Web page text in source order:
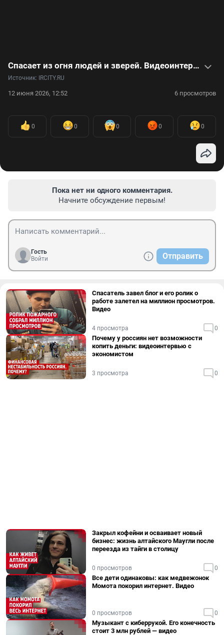
Спасает из огня людей и зверей. Видеоинтервью с пожарным о сложностях профессии
Источник: IRCITY.RU
12 июня 2026, 12:52 6 просмотров
0 0 0 0 0
Пока нет ни одного комментария.
Начните обсуждение первым!
Гость
Войти
Отправить
Спасатель завел блог и его ролик о
работе залетел на миллион просмотров.
Видео
4 просмотра 0
Почему у россиян нет возможности
копить деньги: видеоинтервью с
экономистом
3 просмотра 0
Закрыл кофейни и осваивает новый
бизнес: жизнь алтайского Маугли после
переезда из тайги в столицу
0 просмотров 0
Все дети одинаковы: как медвежонок
Момота покорил интернет. Видео
0 просмотров 0
Музыкант с киберрукой. Его конечность
стоит 3 млн рублей — видео